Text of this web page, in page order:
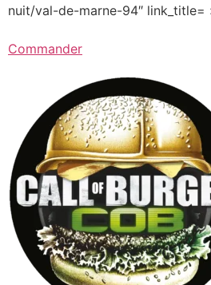
nuit/val-de-marne-94″ link_title=
Commander